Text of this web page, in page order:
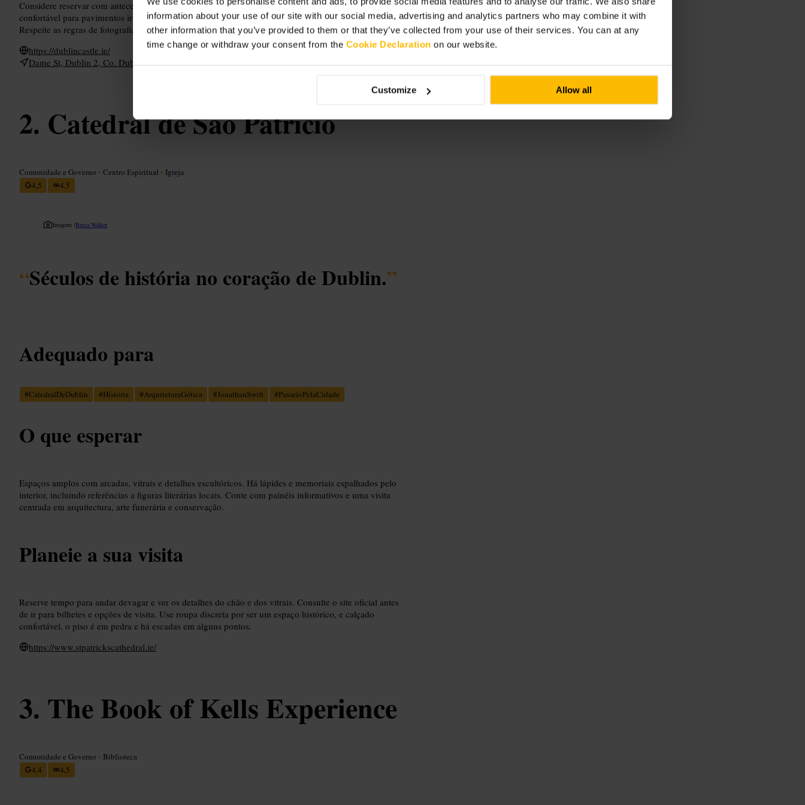
information about your use of our site with our social media, advertising and analytics partners who may combine it with
other information that you’ve provided to them or that they’ve collected from your use of their services. You can at any
time change or withdraw your consent from the Cookie Declaration on our website.
Customize Allow all
Considere reservar com antecedência quando existirem visitas guiadas às salas de estado. Use calçado
confortável para pavimentos irregulares e leve uma capa impermeável, o tempo muda com frequência.
Respeite as regras de fotografia e as áreas sinalizadas.
https://dublincastle.ie/
Dame St, Dublin 2, Co. Dublin, Irlanda
Catedral de São Patrício
Comunidade e Governo • Centro Espiritual • Igreja
4,5
4,5
Imagem /Becca Walker
“Séculos de história no coração de Dublin.”
Adequado para
#CatedralDeDublin #História #ArquiteturaGótica #JonathanSwift #PasseioPelaCidade
O que esperar
Espaços amplos com arcadas, vitrais e detalhes escultóricos. Há lápides e memoriais espalhados pelo
interior, incluindo referências a figuras literárias locais. Conte com painéis informativos e uma visita
centrada em arquitectura, arte funerária e conservação.
Planeie a sua visita
Reserve tempo para andar devagar e ver os detalhes do chão e dos vitrais. Consulte o site oficial antes
de ir para bilhetes e opções de visita. Use roupa discreta por ser um espaço histórico, e calçado
confortável, o piso é em pedra e há escadas em alguns pontos.
https://www.stpatrickscathedral.ie/
The Book of Kells Experience
Comunidade e Governo • Biblioteca
4,4
4,5